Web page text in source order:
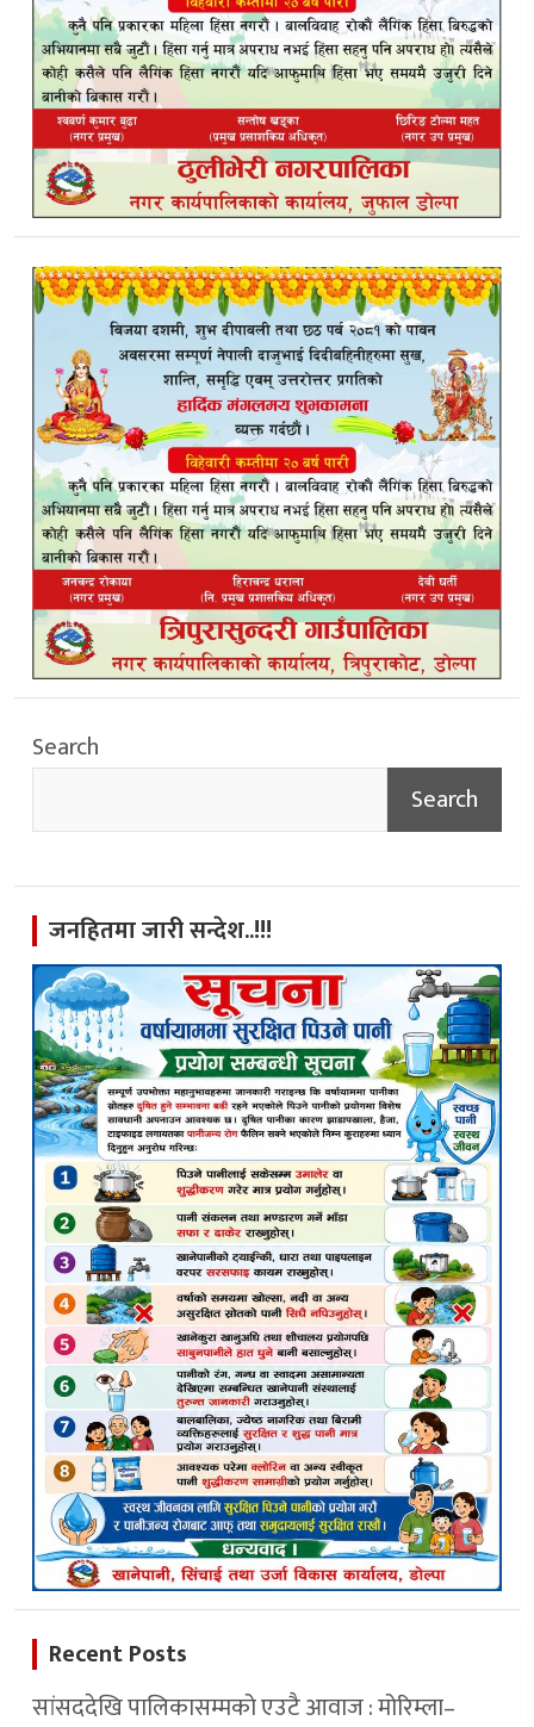
Search
Search
जनहितमा जारी सन्देश..!!!
Recent Posts
सांसददेखि पालिकासम्मको एउटै आवाज : मोरिम्ला–